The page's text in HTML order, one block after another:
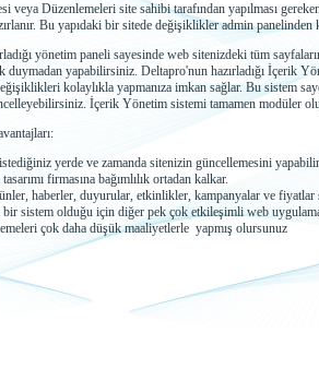
veya Düzenlemeleri site sahibi tarafından yapılması
Bu yapıdaki bir sitede değişiklikler admin panelinden
yönetim paneli sayesinde web sitenizdeki tüm
duymadan yapabilirsiniz. Deltapro'nun hazırladığı İçerik
kolaylıkla yapmanıza imkan sağlar. Bu sistem
İçerik Yönetim sistemi tamamen modüler
yerde ve zamanda sitenizin güncellemesini
firmasına bağımlılık ortadan kalkar.
haberler, duyurular, etkinlikler, kampanyalar ve
bir sistem olduğu için diğer pek çok etkileşimli web
çok daha düşük maaliyetlerle yapmış olursunuz